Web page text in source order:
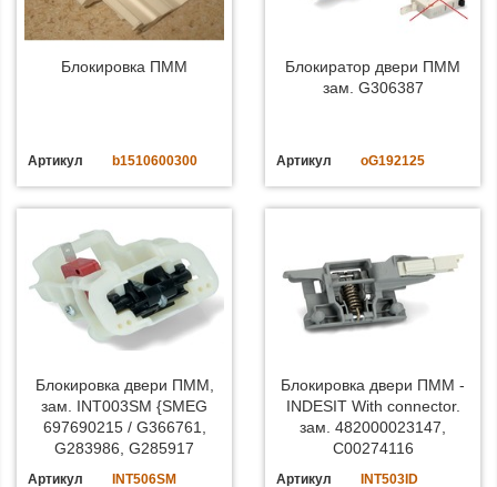
Блокировка ПММ
Артикул b1510600300
Блокиратор двери ПММ
зам. G306387
Артикул oG192125
Блокировка двери ПММ,
зам. INT003SM {SMEG
697690215 / G366761,
G283986, G285917
Артикул INT506SM
Блокировка двери ПММ -
INDESIT With connector.
зам. 482000023147,
C00274116
Артикул INT503ID